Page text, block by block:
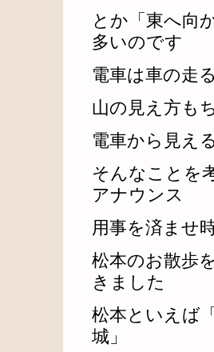
とか「東へ向
多いのです
電車は車の走
山の見え方も
電車から見え
そんなことを
アナウンス
用事を済ませ
松本のお散歩
きました
松本といえば
城」